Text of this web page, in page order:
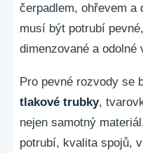
čerpadlem, ohřevem
musí být potrubí
dimenzované a
Pro pevné rozvody se
tlakové trubky,
nejen samotný
potrubí, kvalita spojů,